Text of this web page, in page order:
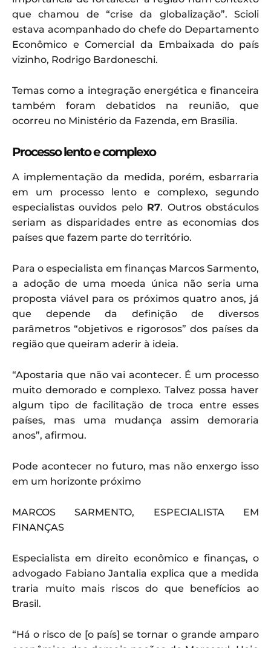
que chamou de “crise da globalização”. Scioli
estava acompanhado do chefe do Departamento
Econômico e Comercial da Embaixada do país
vizinho, Rodrigo Bardoneschi.
Temas como a integração energética e financeira
também foram debatidos na reunião, que
ocorreu no Ministério da Fazenda, em Brasília.
Processo lento e complexo
A implementação da medida, porém, esbarraria
em um processo lento e complexo, segundo
especialistas ouvidos pelo R7. Outros obstáculos
seriam as disparidades entre as economias dos
países que fazem parte do território.
Para o especialista em finanças Marcos Sarmento,
a adoção de uma moeda única não seria uma
proposta viável para os próximos quatro anos, já
que depende da definição de diversos
parâmetros “objetivos e rigorosos” dos países da
região que queiram aderir à ideia.
“Apostaria que não vai acontecer. É um processo
muito demorado e complexo. Talvez possa haver
algum tipo de facilitação de troca entre esses
países, mas uma mudança assim demoraria
anos”, afirmou.
Pode acontecer no futuro, mas não enxergo isso
em um horizonte próximo
MARCOS SARMENTO, ESPECIALISTA EM
FINANÇAS
Especialista em direito econômico e finanças, o
advogado Fabiano Jantalia explica que a medida
traria muito mais riscos do que benefícios ao
Brasil.
“Há o risco de [o país] se tornar o grande amparo